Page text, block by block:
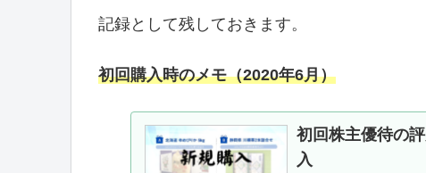
記録として残しておきます。
初回購入時のメモ（2020年6月）
初回株主優待の
入